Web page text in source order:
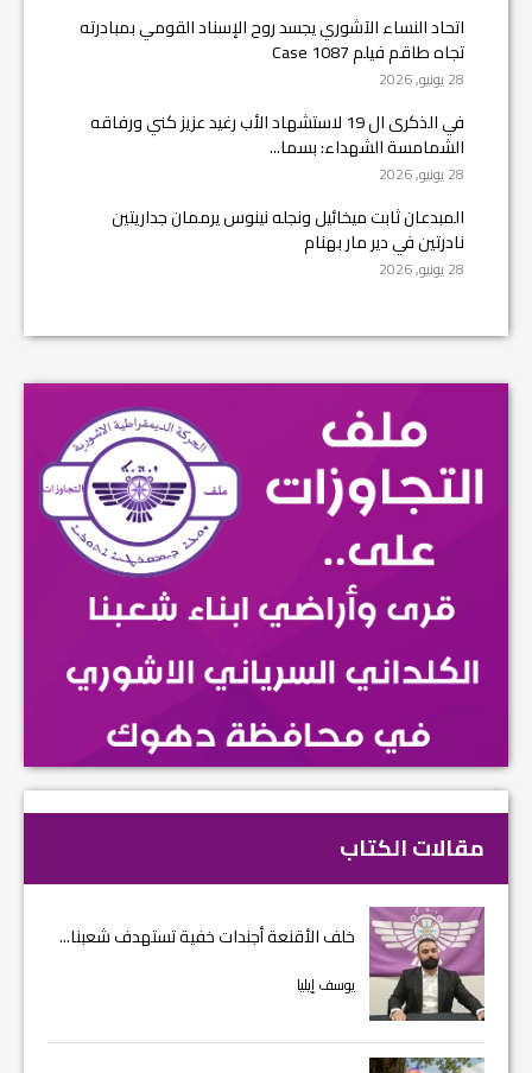
اتحاد النساء الآشوري يجسد روح الإسناد القومي بمبادرته
تجاه طاقم فيلم Case 1087
28 يونيو, 2026
في الذكرى ال 19 لاستشهاد الأب رغيد عزيز كني ورفاقه
الشمامسة الشهداء: بسما...
28 يونيو, 2026
المبدعان ثابت ميخائيل ونجله نينوس يرممان جداريتين
نادرتين في دير مار بهنام
28 يونيو, 2026
مقالات الكتاب
خلف الأقنعة أجندات خفية تستهدف شعبنا...
يوسف إيليا